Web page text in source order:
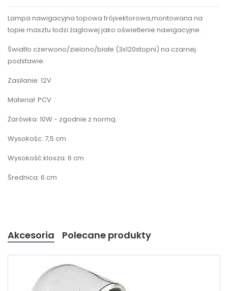
Lampa nawigacyjna topowa trójsektorowa,montowana na
topie masztu łodzi żaglowej jako oświetlenie nawigacyjne.
Światło czerwono/zielono/białe (3x120stopni) na czarnej
podstawie.
Zasilanie: 12V
Materiał: PCV
Żarówka: 10W - zgodnie z normą.
Wysokośc: 7,5 cm
Wysokość klosza: 6 cm
Średnica: 6 cm
Akcesoria Polecane produkty